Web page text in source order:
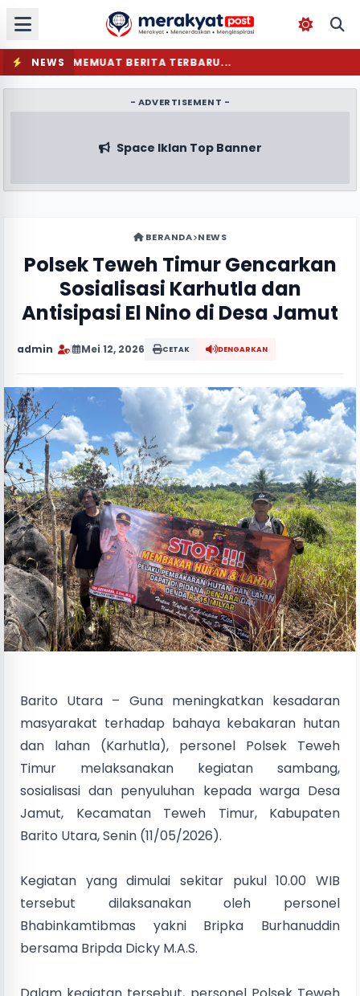
NEWS MEMUAT BERITA TERBARU...
- ADVERTISEMENT -
Space Iklan Top Banner
BERANDA NEWS
Polsek Teweh Timur Gencarkan
Sosialisasi Karhutla dan
Antisipasi El Nino di Desa Jamut
admin Mei 12, 2026 CETAK DENGARKAN
Barito Utara – Guna meningkatkan kesadaran
masyarakat terhadap bahaya kebakaran hutan
dan lahan (Karhutla), personel Polsek Teweh
Timur melaksanakan kegiatan sambang,
sosialisasi dan penyuluhan kepada warga Desa
Jamut, Kecamatan Teweh Timur, Kabupaten
Barito Utara, Senin (11/05/2026).
Kegiatan yang dimulai sekitar pukul 10.00 WIB
tersebut dilaksanakan oleh personel
Bhabinkamtibmas yakni Bripka Burhanuddin
bersama Bripda Dicky M.A.S.